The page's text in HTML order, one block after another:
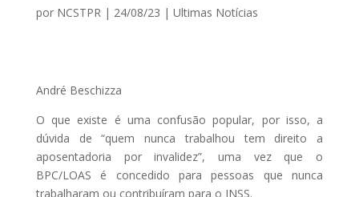
por NCSTPR| 24/08/23 | Ultimas Notícias
André Beschizza
O que existe é uma confusão popular, por isso, a
dúvida de “quem nunca trabalhou tem direito a
aposentadoria por invalidez”, uma vez que o
BPC/LOAS é concedido para pessoas que nunca
trabalharam ou contribuíram para o INSS.